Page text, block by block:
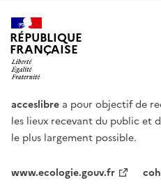
RÉPUBLIQUE
FRANÇAISE
acceslibre a pour objectif de
les lieux recevant du public et
le plus largement possible.
www.ecologie.gouv.fr